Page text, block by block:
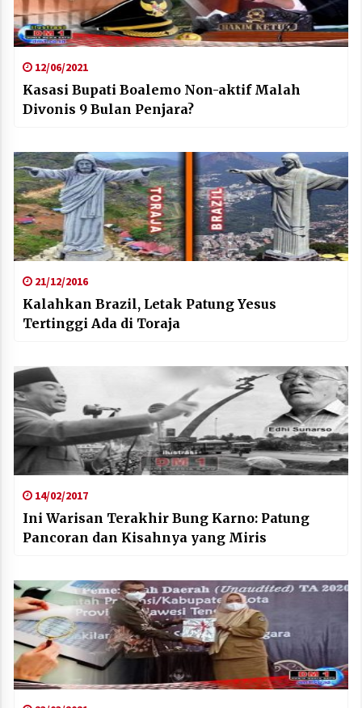
12/06/2021
Kasasi Bupati Boalemo Non-aktif Malah
Divonis 9 Bulan Penjara?
21/12/2016
Kalahkan Brazil, Letak Patung Yesus
Tertinggi Ada di Toraja
14/02/2017
Ini Warisan Terakhir Bung Karno: Patung
Pancoran dan Kisahnya yang Miris